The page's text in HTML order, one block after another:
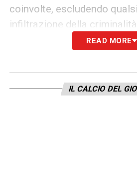
coinvolte, escludendo
infiltrazione della
MILANO E IL CALCIO
La giornata odierna
bivio fondamentale non
READ MORE
IL CALCIO DEL